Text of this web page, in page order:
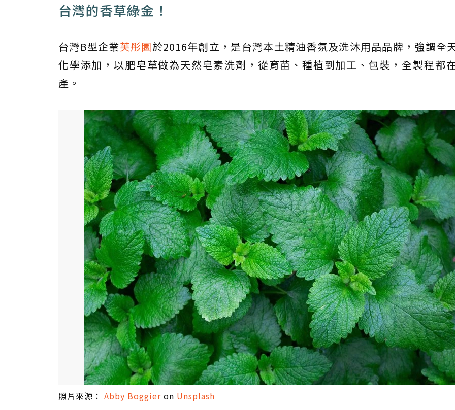
台灣的香草綠金！
台灣B型企業芙彤園於2016年創立，是台灣本土精油香氛及洗沐用品品牌，強調全
化學添加，以肥皂草做為天然皂素洗劑，從育苗、種植到加工、包裝，全製程都
產。
照片來源： Abby Boggier on Unsplash